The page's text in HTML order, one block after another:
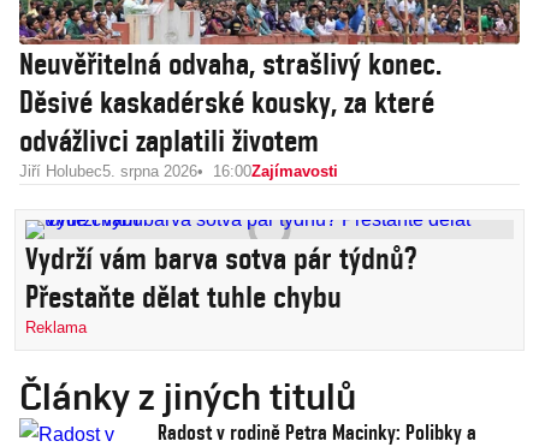
Neuvěřitelná odvaha, strašlivý konec.
Děsivé kaskadérské kousky, za které
odvážlivci zaplatili životem
Jiří Holubec5. srpna 2026 16:00Zajímavosti
Vydrží vám barva sotva pár týdnů?
Přestaňte dělat tuhle chybu
Reklama
Články z jiných titulů
Radost v rodině Petra Macinky: Polibky a